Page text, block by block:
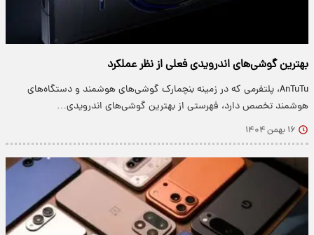
بهترین گوشی‌های اندرویدی فعلی از نظر عملکرد
AnTuTu، پلتفرمی که در زمینه بنچمارک گوشی‌های هوشمند و دستگاه‌های
هوشمند تخصص دارد، فهرستی از بهترین گوشی‌های اندرویدی…
۱۶ بهمن ۱۴۰۴